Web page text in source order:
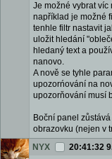
Je možné vybrat
například je možné
tenhle filtr nastavit
uložit hledání
hledaný text a
nanovo.
A nově se tyhle
upozorńování na
upozorňování musí
Boční panel
obrazovku (nejen v
NYX
20:41:32